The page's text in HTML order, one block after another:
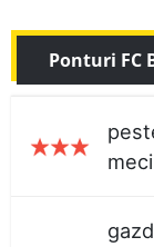
Ponturi FC